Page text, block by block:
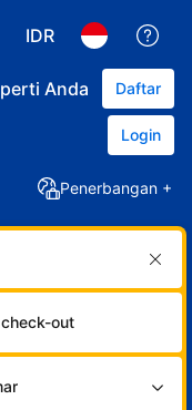
IDR
Anda Daftar
Login
Penerbangan +
out